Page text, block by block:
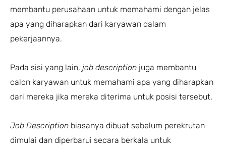
membantu perusahaan untuk memahami dengan jelas
apa yang diharapkan dari karyawan dalam
pekerjaannya.
Pada sisi yang lain, job description juga membantu
calon karyawan untuk memahami apa yang diharapkan
dari mereka jika mereka diterima untuk posisi tersebut.
Job Description biasanya dibuat sebelum perekrutan
dimulai dan diperbarui secara berkala untuk